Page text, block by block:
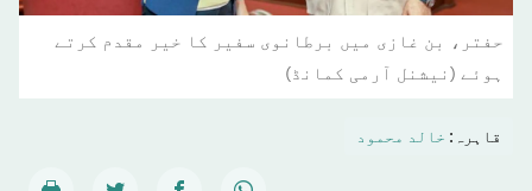
حفتر، بن غازی میں برطانوی سفیر کا خیر مقدم کرتے
ہوئے (نیشنل آرمی کمانڈ)
قاہرہ: خالد محمود